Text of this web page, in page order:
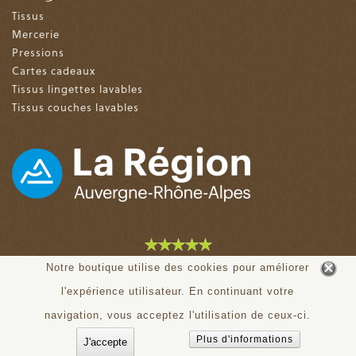
Notre boutique utilise des cookies pour améliorer
l'expérience utilisateur. En continuant votre
navigation, vous acceptez l'utilisation de ceux-ci.
Plus d'informations
Tissus
Mercerie
Pressions
Cartes cadeaux
Tissus lingettes lavables
Tissus couches lavables
4.9 sur 5 (153 avis)